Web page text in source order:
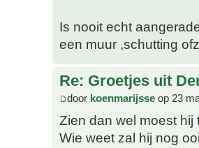
Is nooit echt
een muur ,schutting
Re: Groetjes uit
door koenmarijsse op 23
Zien dan wel moest
Wie weet zal hij nog